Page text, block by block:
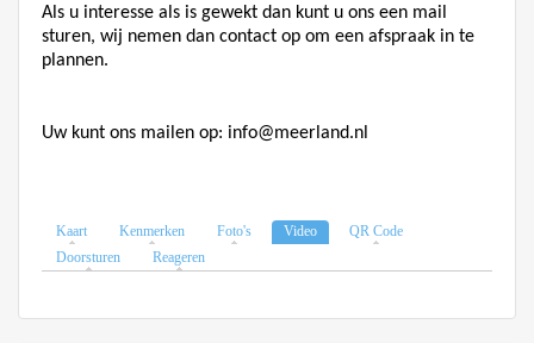
Als u interesse als is gewekt dan kunt u ons een mail
sturen, wij nemen dan contact op om een afspraak in te
plannen.
Uw kunt ons mailen op: info@meerland.nl
Kaart Kenmerken Foto's Video
QR Code
Doorsturen
Reageren